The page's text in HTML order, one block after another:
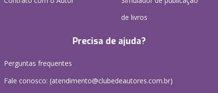
de livros
Precisa de ajuda?
Perguntas frequentes
Fale conosco: (atendimento@clubedeautores.com.br)